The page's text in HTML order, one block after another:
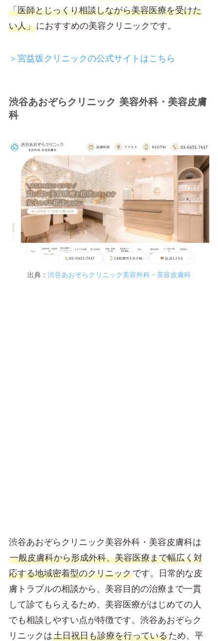
「医師とじっくり相談しながら美容医療を受けた
い人」におすすめの美容クリニックです。
＞宮益坂クリニックの公式サイトはこちら
渋谷あおぞらクリニック 美容外科・美容皮膚
科
出典： 渋谷あおぞらクリニック美容外科・美容皮膚科
渋谷あおぞらクリニック美容外科・美容皮膚科は
一般皮膚科から形成外科、美容医療まで幅広く対
応する地域密着型のクリニックです。日常的な皮
膚トラブルの相談から、美容目的の治療まで一貫
して診てもらえるため、美容医療がはじめての人
でも相談しやすい点が特徴です。渋谷あおぞらク
リニックは土日祝日も診療を行っているため、平